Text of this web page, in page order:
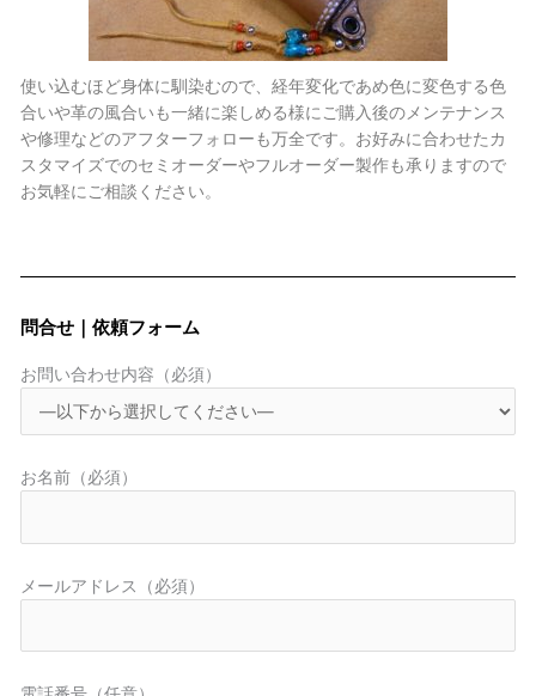
使い込むほど身体に馴染むので、経年変化であめ色に変色する色
合いや革の風合いも一緒に楽しめる様にご購入後のメンテナンス
や修理などのアフターフォローも万全です。お好みに合わせたカ
スタマイズでのセミオーダーやフルオーダー製作も承りますので
お気軽にご相談ください。
問合せ｜依頼フォーム
お問い合わせ内容（必須）
お名前（必須）
メールアドレス（必須）